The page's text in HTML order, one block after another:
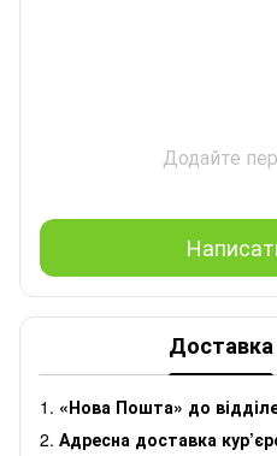
Додайте
Доставка
1. «Нова Пошта» до
2. Адресна доставка